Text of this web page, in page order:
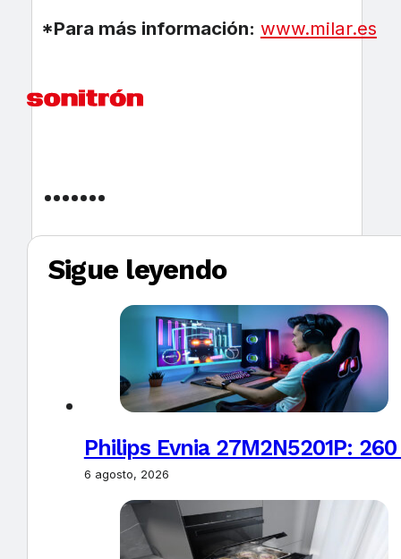
*Para más información: www.milar.es
Sigue leyendo
Philips Evnia 27M2N5201P:
6 agosto, 2026